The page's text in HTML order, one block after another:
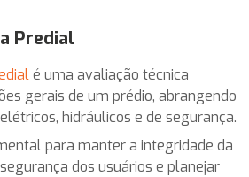
Predial
é uma avaliação técnica
gerais de um prédio, abrangendo
hidráulicos e de segurança.
para manter a integridade da
dos usuários e planejar